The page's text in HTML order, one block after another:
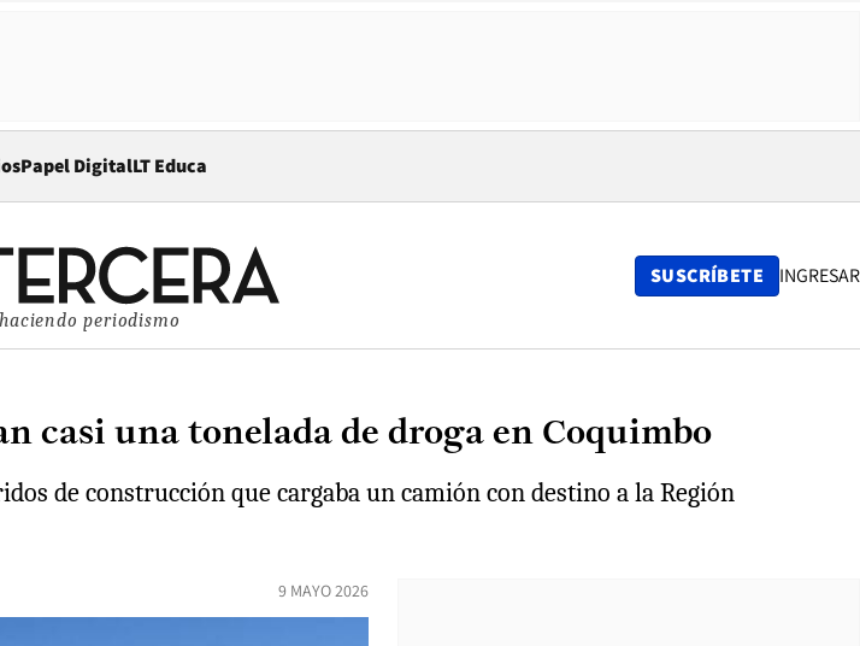
Papel DigitalOpens in new window
LT Educa
haciendo periodismo
SUSCRÍBETE INGRESAR
casi una tonelada de droga en Coquimbo
de construcción que cargaba un camión con destino a la Región
9 MAYO 2026